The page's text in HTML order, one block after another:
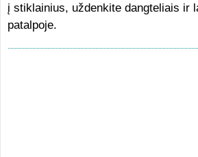
į stiklainius, uždenkite dangteliais ir
patalpoje.